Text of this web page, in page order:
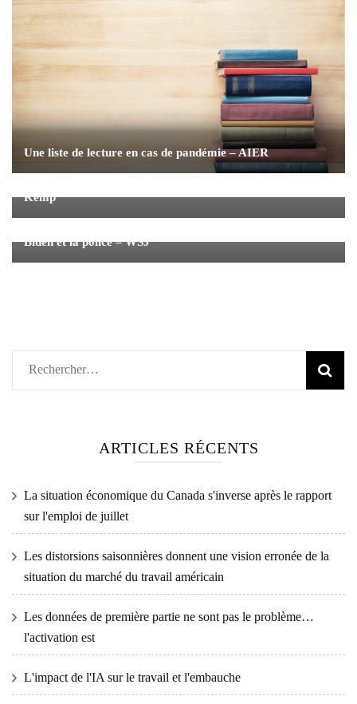
Une liste de lecture en cas de pandémie – AIER
Kemp
Biden et la police – WSJ
Rechercher :
ARTICLES RÉCENTS
La situation économique du Canada s'inverse après le rapport
sur l'emploi de juillet
Les distorsions saisonnières donnent une vision erronée de la
situation du marché du travail américain
Les données de première partie ne sont pas le problème…
l'activation est
L'impact de l'IA sur le travail et l'embauche